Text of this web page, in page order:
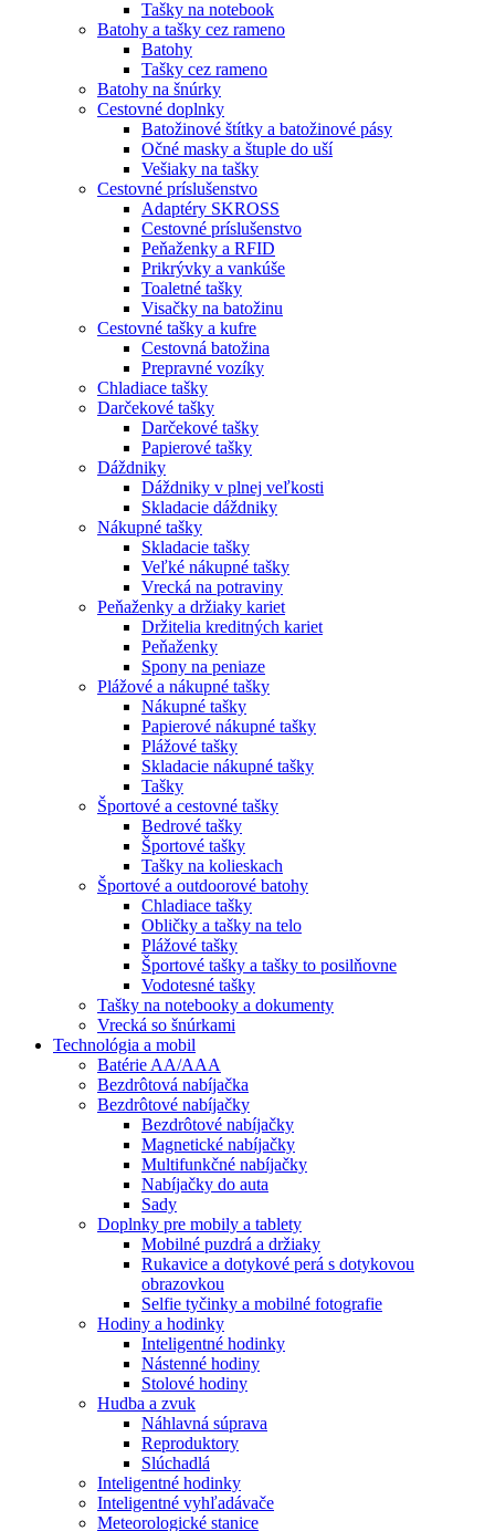
Tašky na notebook
Batohy a tašky cez rameno
Batohy
Tašky cez rameno
Batohy na šnúrky
Cestovné doplnky
Batožinové štítky a batožinové pásy
Očné masky a štuple do uší
Vešiaky na tašky
Cestovné príslušenstvo
Adaptéry SKROSS
Cestovné príslušenstvo
Peňaženky a RFID
Prikrývky a vankúše
Toaletné tašky
Visačky na batožinu
Cestovné tašky a kufre
Cestovná batožina
Prepravné vozíky
Chladiace tašky
Darčekové tašky
Darčekové tašky
Papierové tašky
Dáždniky
Dáždniky v plnej veľkosti
Skladacie dáždniky
Nákupné tašky
Skladacie tašky
Veľké nákupné tašky
Vrecká na potraviny
Peňaženky a držiaky kariet
Držitelia kreditných kariet
Peňaženky
Spony na peniaze
Plážové a nákupné tašky
Nákupné tašky
Papierové nákupné tašky
Plážové tašky
Skladacie nákupné tašky
Tašky
Športové a cestovné tašky
Bedrové tašky
Športové tašky
Tašky na kolieskach
Športové a outdoorové batohy
Chladiace tašky
Obličky a tašky na telo
Plážové tašky
Športové tašky a tašky to posilňovne
Vodotesné tašky
Tašky na notebooky a dokumenty
Vrecká so šnúrkami
Technológia a mobil
Batérie AA/AAA
Bezdrôtová nabíjačka
Bezdrôtové nabíjačky
Bezdrôtové nabíjačky
Magnetické nabíjačky
Multifunkčné nabíjačky
Nabíjačky do auta
Sady
Doplnky pre mobily a tablety
Mobilné puzdrá a držiaky
Rukavice a dotykové perá s dotykovou
obrazovkou
Selfie tyčinky a mobilné fotografie
Hodiny a hodinky
Inteligentné hodinky
Nástenné hodiny
Stolové hodiny
Hudba a zvuk
Náhlavná súprava
Reproduktory
Slúchadlá
Inteligentné hodinky
Inteligentné vyhľadávače
Meteorologické stanice